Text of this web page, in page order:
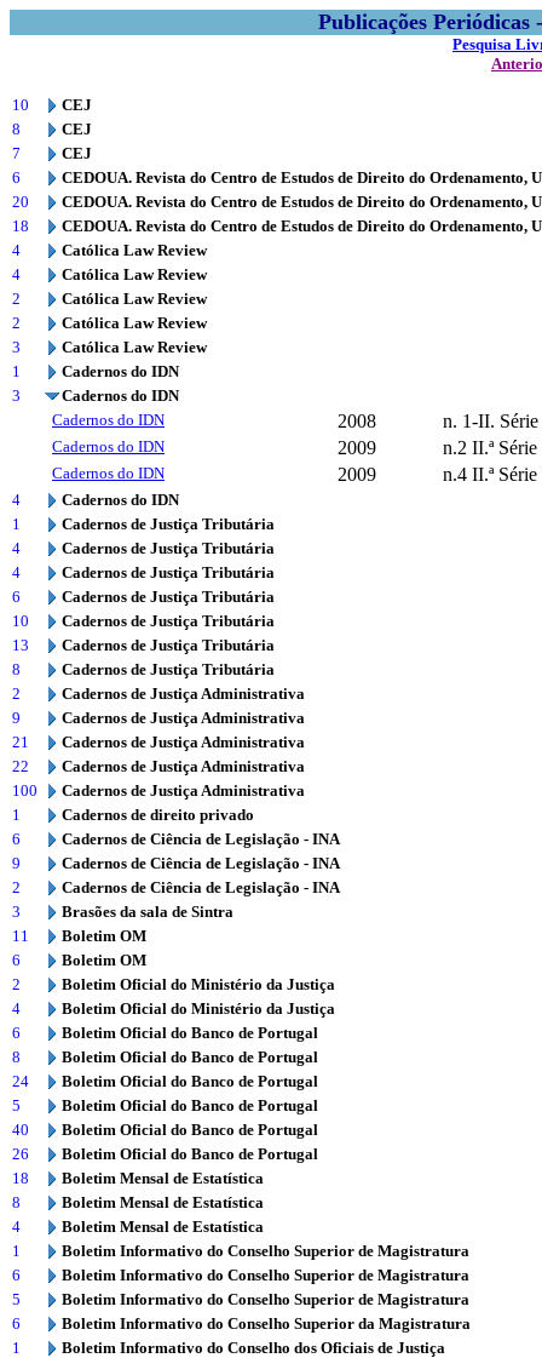
Publicações
Pesquisa
10
CEJ
8
CEJ
7
CEJ
6
CEDOUA. Revista do Centro de Estudos de Direito do Ordenamento,
20
CEDOUA. Revista do Centro de Estudos de Direito do Ordenamento,
18
CEDOUA. Revista do Centro de Estudos de Direito do Ordenamento,
4
Católica Law Review
4
Católica Law Review
2
Católica Law Review
2
Católica Law Review
3
Católica Law Review
1
Cadernos do IDN
3
Cadernos do IDN
Cadernos do IDN
2008 n. 1-II. Série
Cadernos do IDN 2009 n.2 II.ª Série
Cadernos do IDN 2009 n.4 II.ª Série
4
Cadernos do IDN
1
Cadernos de Justiça Tributária
4
Cadernos de Justiça Tributária
4
Cadernos de Justiça Tributária
6
Cadernos de Justiça Tributária
10
Cadernos de Justiça Tributária
13
Cadernos de Justiça Tributária
8
Cadernos de Justiça Tributária
2
Cadernos de Justiça Administrativa
9
Cadernos de Justiça Administrativa
21
Cadernos de Justiça Administrativa
22
Cadernos de Justiça Administrativa
100
Cadernos de Justiça Administrativa
1
Cadernos de direito privado
6
Cadernos de Ciência de Legislação - INA
9
Cadernos de Ciência de Legislação - INA
2
Cadernos de Ciência de Legislação - INA
3
Brasões da sala de Sintra
11
Boletim OM
6
Boletim OM
2
Boletim Oficial do Ministério da Justiça
4
Boletim Oficial do Ministério da Justiça
6
Boletim Oficial do Banco de Portugal
8
Boletim Oficial do Banco de Portugal
24
Boletim Oficial do Banco de Portugal
5
Boletim Oficial do Banco de Portugal
40
Boletim Oficial do Banco de Portugal
26
Boletim Oficial do Banco de Portugal
18
Boletim Mensal de Estatística
8
Boletim Mensal de Estatística
4
Boletim Mensal de Estatística
1
Boletim Informativo do Conselho Superior de Magistratura
6
Boletim Informativo do Conselho Superior de Magistratura
5
Boletim Informativo do Conselho Superior de Magistratura
6
Boletim Informativo do Conselho Superior da Magistratura
1
Boletim Informativo do Conselho dos Oficiais de Justiça